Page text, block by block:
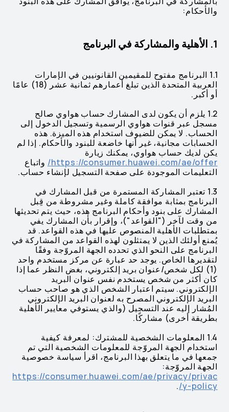
والأحكام:
1. الأهلية والمشاركة في البرنامج
1.1 البرنامج مفتوح للمقيمين القانونيين في الإمارات
العربية المتحدة الذين تبلغ أعمارهم ثمانية عشر (18) عامًا
أو أكبر.
1.2 يلزم أن يكون لدى المشارك حساب هواوي صالح
مسجل عبر قنوات هواوي الرسمية وتسجيل الدخول إلى
الحساب. لا يمكن للضيوف استخدام هذه الميزة. هذه
الحسابات مجانية، غير أنها خاضعة للبنود والأحكام. إذا لم
يكن لديك حساب هواوي، يمكنك زيارة
https://consumer.huawei.com/ae/offer/
واتباع
التعليمات الموجودة على صفحة التسجيل لإنشاء حساب.
1.3 تعتبر المشاركة المستمرة من قبل المشارك في
البرنامج بمثابة موافقة كاملة وغير مشروطة من قِبل
المشارك على بنود وأحكام البرنامج هذه، حيث يتم تحديثها
من وقت لآخر ("القواعد")، وإقرار بأن المشارك يفي
بمتطلبات الأهلية المنصوص عليها في هذه القواعد. قد
يُمنع أولئك الذين لا يمتثلون لهذه القواعد من المشاركة في
البرنامج على النحو الذي تحدده الجهة المروّجة وفقًا
لتقديرها الخاص. يوجد حد عبارة عن مركز مستخدم واحد
(1) لكل شخص/عنوان بريد إلكتروني، بغض النظر عما إذا
كان أكثر من شخص يستخدم نفس عنوان البريد
الإلكتروني. سيتم اعتبار الشخص الذي هو صاحب حساب
البريد الإلكتروني المصرح به لعنوان البريد الإلكتروني
المُشار إليه عند التسجيل (والذي يستوفي معايير الأهلية
بطريقة أخرى) مشاركًا.
1.4 المعلومات الشخصية للمشترك: لمعرفة كيفية
استخدام الجهة المروّجة للمعلومات الشخصية التي تم
جمعها في ما يتعلق بهذا البرنامج، اقرأ سياسة خصوصية
الجهة المروّجة:
https://consumer.huawei.com/ae/privacy/privac
y-policy/
.